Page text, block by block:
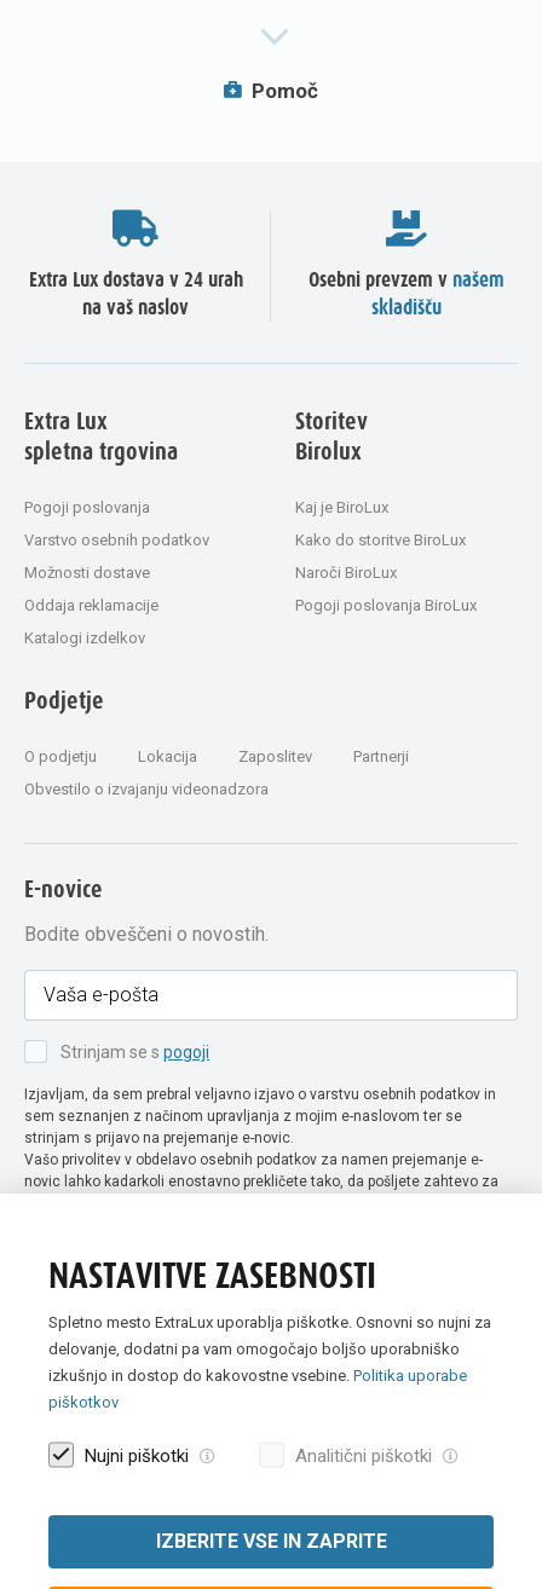
Pomoč
Extra Lux dostava v 24 urah
na vaš naslov
Osebni prevzem v našem
skladišču
Extra Lux
spletna trgovina
Pogoji poslovanja
Varstvo osebnih podatkov
Možnosti dostave
Oddaja reklamacije
Katalogi izdelkov
Storitev
Birolux
Kaj je BiroLux
Kako do storitve BiroLux
Naroči BiroLux
Pogoji poslovanja BiroLux
Podjetje
O podjetju Lokacija Zaposlitev
Partnerji
Obvestilo o izvajanju videonadzora
E-novice
Bodite obveščeni o novostih.
Strinjam se s pogoji
Izjavljam, da sem prebral veljavno izjavo o varstvu osebnih podatkov in
sem seznanjen z načinom upravljanja z mojim e-naslovom ter se
strinjam s prijavo na prejemanje e-novic.
Vašo privolitev v obdelavo osebnih podatkov za namen prejemanje e-
novic lahko kadarkoli enostavno prekličete tako, da pošljete zahtevo za
Vse slike so simbolične. Vse cene v spletni trgovini Extra Lux so
NASTAVITVE ZASEBNOSTI
Spletno mesto ExtraLux uporablja piškotke. Osnovni so nujni za
delovanje, dodatni pa vam omogočajo boljšo uporabniško
izkušnjo in dostop do kakovostne vsebine. Politika uporabe
piškotkov
Nujni piškotki Analitični piškotki
IZBERITE VSE IN ZAPRITE